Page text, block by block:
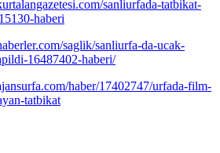
sanliurfada-tatbikat-
haberi
saglik/sanliurfa-da-ucak-
16487402-haberi/
haber/17402747/urfada-film-
tatbikat